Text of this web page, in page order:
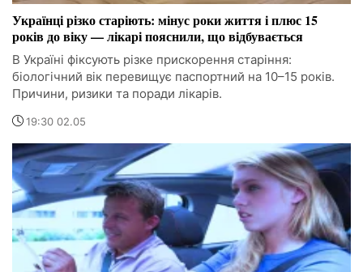
Українці різко старіють: мінус роки життя і плюс 15
років до віку — лікарі пояснили, що відбувається
В Україні фіксують різке прискорення старіння:
біологічний вік перевищує паспортний на 10–15 років.
Причини, ризики та поради лікарів.
19:30 02.05